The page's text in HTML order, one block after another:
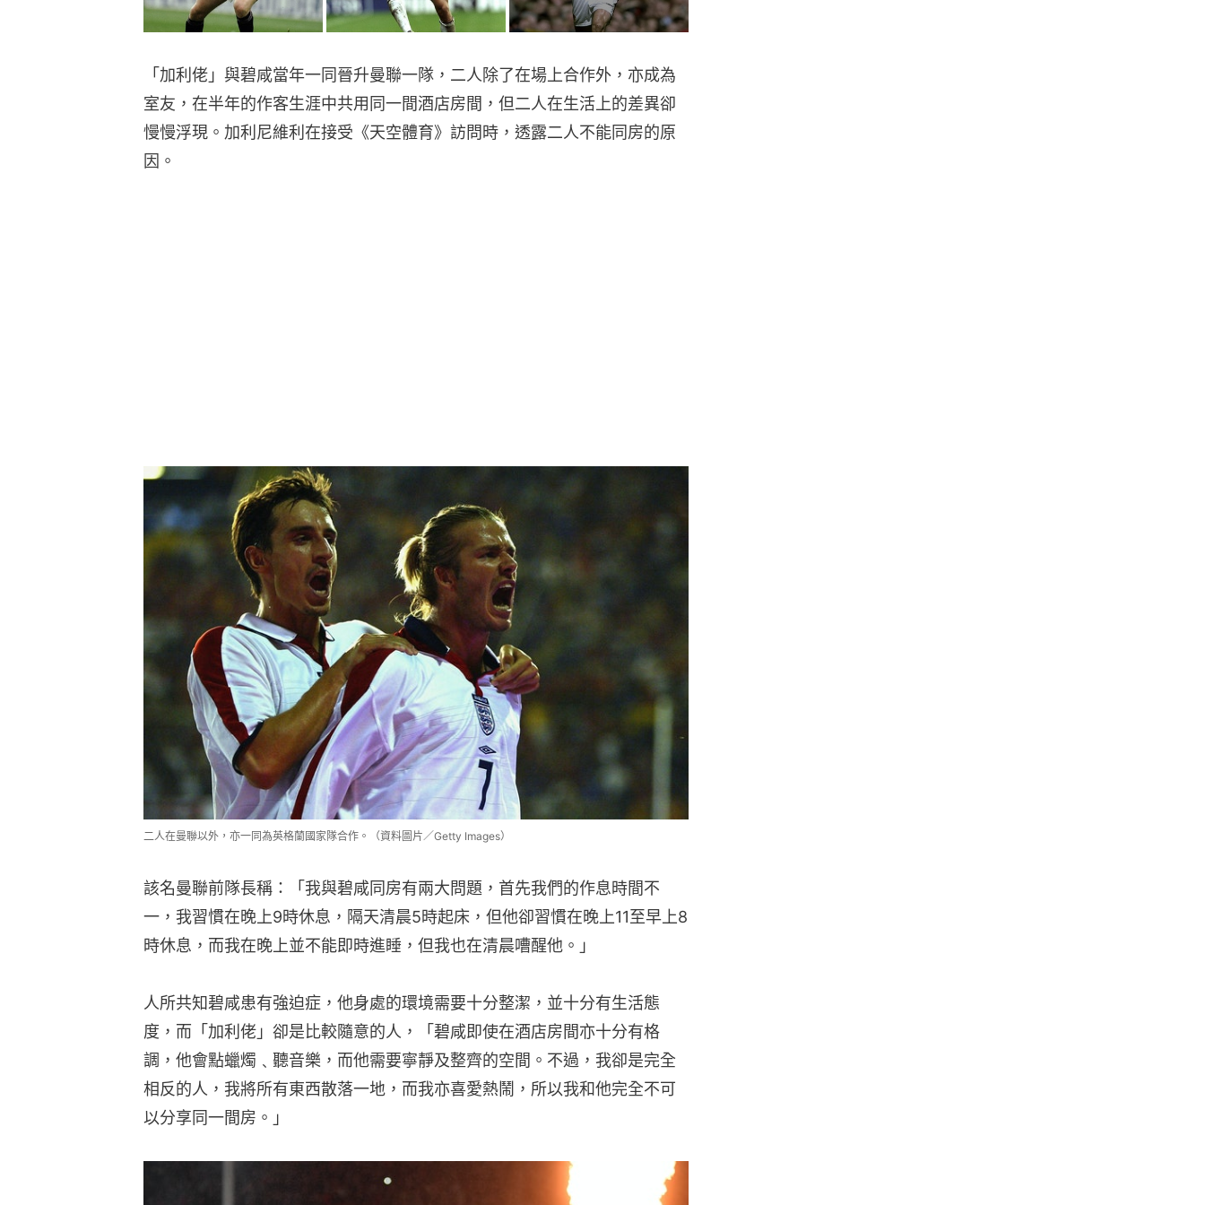
「加利佬」與碧咸當年一同晉升曼聯一隊，二人除了在場上合作外，亦成為
室友，在半年的作客生涯中共用同一間酒店房間，但二人在生活上的差異卻
慢慢浮現。加利尼維利在接受《天空體育》訪問時，透露二人不能同房的原
因。
二人在曼聯以外，亦一同為英格蘭國家隊合作。（資料圖片／Getty Images）
該名曼聯前隊長稱：「我與碧咸同房有兩大問題，首先我們的作息時間不
一，我習慣在晚上9時休息，隔天清晨5時起床，但他卻習慣在晚上11至早上8
時休息，而我在晚上並不能即時進睡，但我也在清晨嘈醒他。」
人所共知碧咸患有強迫症，他身處的環境需要十分整潔，並十分有生活態
度，而「加利佬」卻是比較隨意的人，「碧咸即使在酒店房間亦十分有格
調，他會點蠟燭﹑聽音樂，而他需要寧靜及整齊的空間。不過，我卻是完全
相反的人，我將所有東西散落一地，而我亦喜愛熱鬧，所以我和他完全不可
以分享同一間房。」